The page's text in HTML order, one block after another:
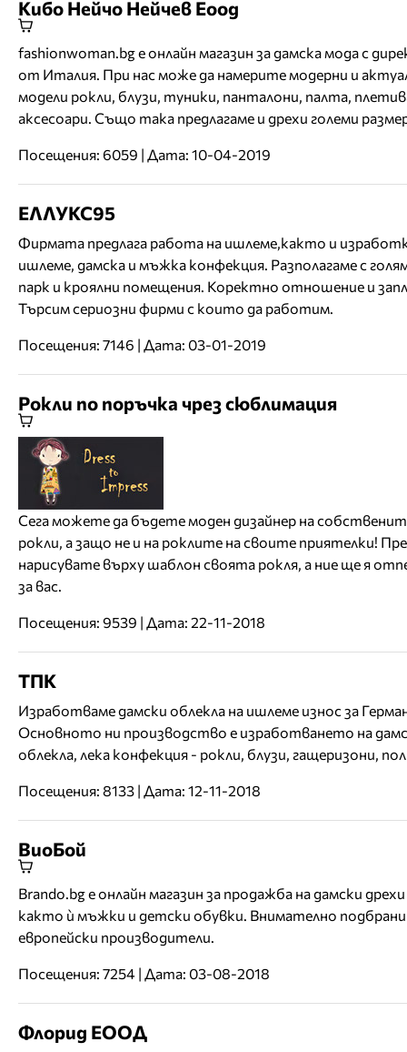
Кибо Нейчо Нейчев Еоод
fashionwoman.bg е онлайн магазин за дамска мода с
от Италия. При нас може да намерите модерни и
модели рокли, блузи, туники, панталони, палта,
аксесоари. Също така предлагаме и дрехи големи
Посещения: 6059 | Дата: 10-04-2019
ЕЛЛУКС95
Фирмата предлага работа на ишлеме,както и
ишлеме, дамска и мъжка конфекция. Разполагаме с
парк и кроялни помещения. Коректно отношение и
Търсим сериозни фирми с които да работим.
Посещения: 7146 | Дата: 03-01-2019
Рокли по поръчка чрез сюблимация
Сега можете да бъдете моден дизайнер на
рокли, а защо не и на роклите на своите приятелки!
нарисувате върху шаблон своята рокля, а ние ще я
за вас.
Посещения: 9539 | Дата: 22-11-2018
ТПК
Изработваме дамски облекла на ишлеме износ за
Основното ни производство е изработването на
облекла, лека конфекция - рокли, блузи, гащеризони,
Посещения: 8133 | Дата: 12-11-2018
ВиоБой
Brando.bg е онлайн магазин за продажба на дамски
както ѝ мъжки и детски обувки. Внимателно
европейски производители.
Посещения: 7254 | Дата: 03-08-2018
Флорид ЕООД